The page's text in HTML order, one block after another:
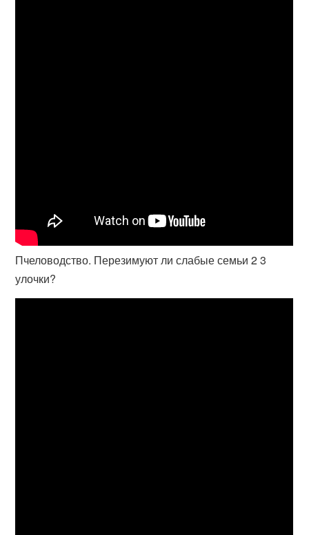
Пчеловодство. Перезимуют ли слабые семьи 2 3
улочки?